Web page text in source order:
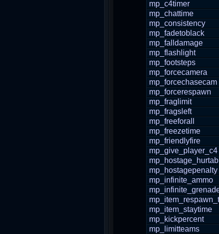
mp_c4timer
mp_chattime
mp_consistency
mp_fadetoblack
mp_falldamage
mp_flashlight
mp_footsteps
mp_forcecamera
mp_forcechasecam
mp_forcerespawn
mp_fraglimit
mp_fragsleft
mp_freeforall
mp_freezetime
mp_friendlyfire
mp_give_player_c4
mp_hostagepenalty
mp_infinite_ammo
mp_item_staytime
mp_kickpercent
mp_limitteams